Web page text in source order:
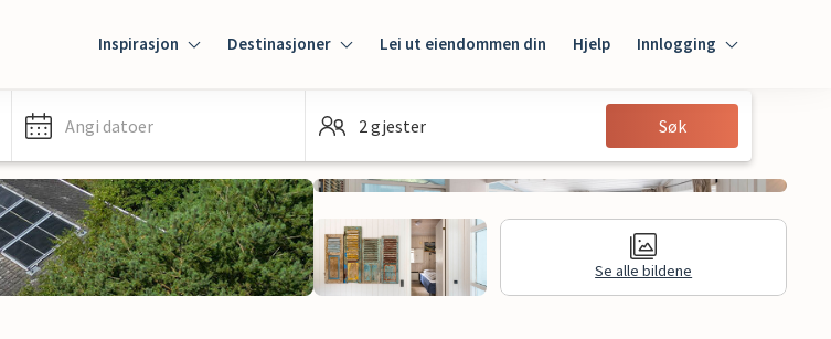
Inspirasjon Destinasjoner Lei ut eiendommen din Hjelp Innlogging
Innlogging
Gjest
Angi datoer 2 gjester Søk
Se alle bildene